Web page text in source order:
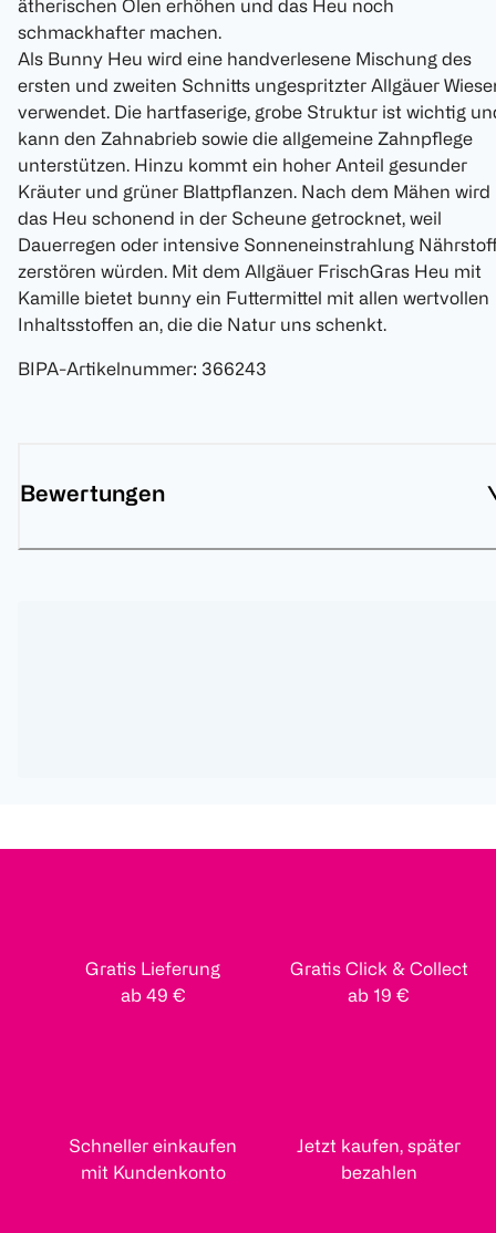
ätherischen Ölen erhöhen und das Heu noch
schmackhafter machen.
Als Bunny Heu wird eine handverlesene Mischung des
ersten und zweiten Schnitts ungespritzter Allgäuer
verwendet. Die hartfaserige, grobe Struktur ist wichtig
kann den Zahnabrieb sowie die allgemeine Zahnpflege
unterstützen. Hinzu kommt ein hoher Anteil gesunder
Kräuter und grüner Blattpflanzen. Nach dem Mähen wird
das Heu schonend in der Scheune getrocknet, weil
Dauerregen oder intensive Sonneneinstrahlung
zerstören würden. Mit dem Allgäuer FrischGras Heu mit
Kamille bietet bunny ein Futtermittel mit allen wertvollen
Inhaltsstoffen an, die die Natur uns schenkt.
BIPA-Artikelnummer: 366243
Bewertungen
Gratis Lieferung
ab 49 €
Gratis Click & Collect
ab 19 €
Schneller einkaufen
mit Kundenkonto
Jetzt kaufen, später
bezahlen